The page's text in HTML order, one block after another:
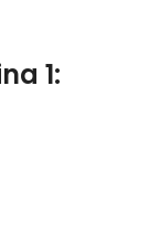
1: